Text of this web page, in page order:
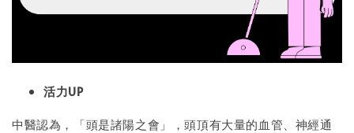
活力UP
中醫認為，「頭是諸陽之會」，頭頂有大量的血管、神經通